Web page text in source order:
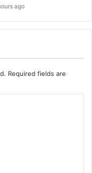
ago
Required fields are